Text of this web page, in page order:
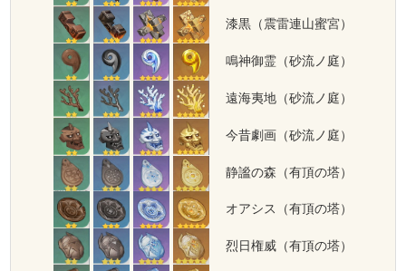
漆黒（震雷連山蜜宮）
鳴神御霊（砂流ノ庭）
遠海夷地（砂流ノ庭）
今昔劇画（砂流ノ庭）
静謐の森（有頂の塔）
オアシス（有頂の塔）
烈日権威（有頂の塔）